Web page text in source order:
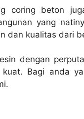
coring beton
yang
dan kualitas dari
dengan
Bagi anda